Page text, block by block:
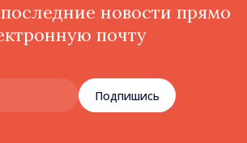
новости прямо
почту
Подпишись